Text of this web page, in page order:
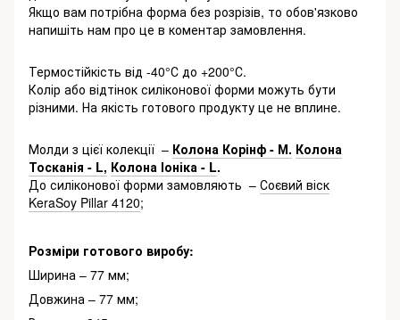
Якщо вам потрібна форма без розрізів, то обов'язково
напишіть нам про це в коментар замовлення.
Термостійкість від -40°С до +200°С.
Колір або відтінок силіконової форми можуть бути
різними. На якість готового продукту це не вплине.
Молди з цієї колекції – Колона Корінф - М. Колона
Тосканія - L, Колона Іоніка - L.
До силіконової форми замовляють – Соєвий віск
KeraSoy Pillar 4120;
Розміри готового виробу:
Ширина – 77 мм;
Довжина – 77 мм;